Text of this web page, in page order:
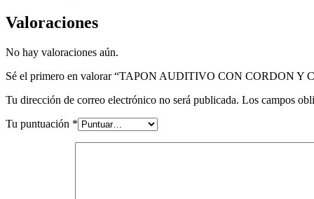
Valoraciones
No hay valoraciones aún.
Sé el primero en valorar “TAPON AUDITIVO CON CORDON Y
Tu dirección de correo electrónico no será publicada. Los campos
Tu puntuación *